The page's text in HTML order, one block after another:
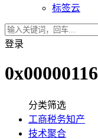
标签云
登录
0x00000116
分类筛选
工商税务知产
技术聚合